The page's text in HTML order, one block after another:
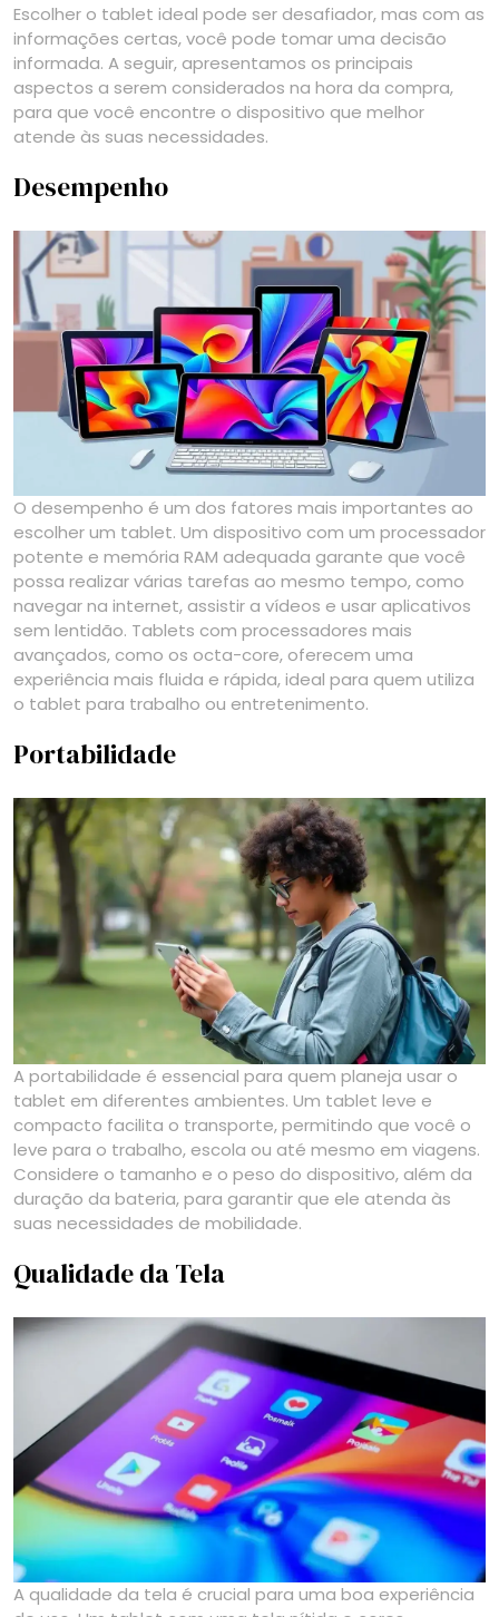
Escolher o tablet ideal pode ser desafiador, mas com as
informações certas, você pode tomar uma decisão
informada. A seguir, apresentamos os principais
aspectos a serem considerados na hora da compra,
para que você encontre o dispositivo que melhor
atende às suas necessidades.
Desempenho
O desempenho é um dos fatores mais importantes ao
escolher um tablet. Um dispositivo com um processador
potente e memória RAM adequada garante que você
possa realizar várias tarefas ao mesmo tempo, como
navegar na internet, assistir a vídeos e usar aplicativos
sem lentidão. Tablets com processadores mais
avançados, como os octa-core, oferecem uma
experiência mais fluida e rápida, ideal para quem utiliza
o tablet para trabalho ou entretenimento.
Portabilidade
A portabilidade é essencial para quem planeja usar o
tablet em diferentes ambientes. Um tablet leve e
compacto facilita o transporte, permitindo que você o
leve para o trabalho, escola ou até mesmo em viagens.
Considere o tamanho e o peso do dispositivo, além da
duração da bateria, para garantir que ele atenda às
suas necessidades de mobilidade.
Qualidade da Tela
A qualidade da tela é crucial para uma boa experiência